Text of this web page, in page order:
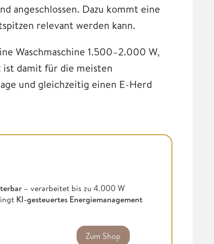
angeschlossen. Dazu kommt eine
relevant werden kann.
Waschmaschine 1.500–2.000 W,
ist damit für die meisten
und gleichzeitig einen E-Herd
– verarbeitet bis zu 4.000 W
KI-gesteuertes Energiemanagement
Zum Shop